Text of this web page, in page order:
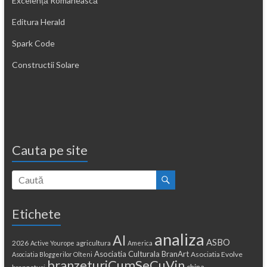
Editura Herald
Spark Code
Constructii Solare
Cauta pe site
Etichete
2026 Active Yourope agricultura AI America analiza ASBO
Asociatia Bloggerilor Olteni Asociatia Culturala BranArt Asociatia Evolve